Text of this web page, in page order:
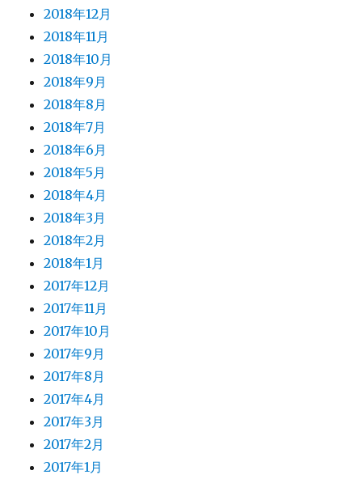
2018年12月
2018年11月
2018年10月
2018年9月
2018年8月
2018年7月
2018年6月
2018年5月
2018年4月
2018年3月
2018年2月
2018年1月
2017年12月
2017年11月
2017年10月
2017年9月
2017年8月
2017年4月
2017年3月
2017年2月
2017年1月